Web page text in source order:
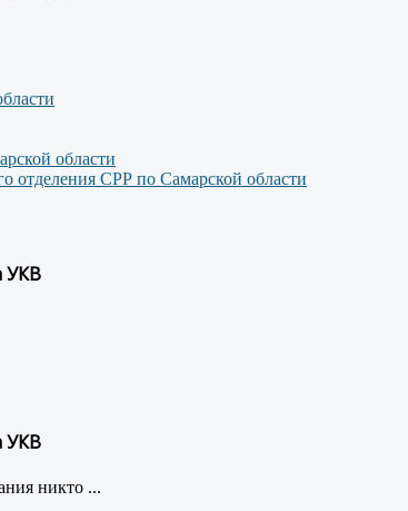
области
отделения СРР по Самарской области
УКВ
УКВ
никто ...